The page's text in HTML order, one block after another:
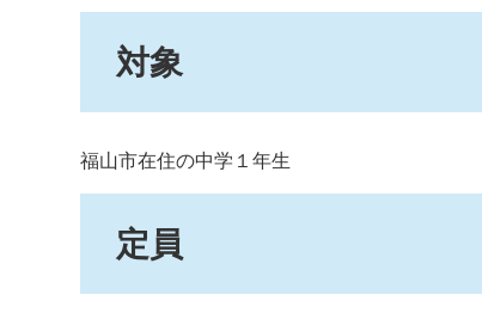
対象
福山市在住の中学１年生
定員